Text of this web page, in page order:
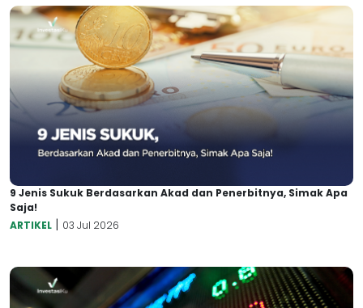
9 Jenis Sukuk Berdasarkan Akad dan Penerbitnya, Simak Apa
Saja!
ARTIKEL | 03 Jul 2026